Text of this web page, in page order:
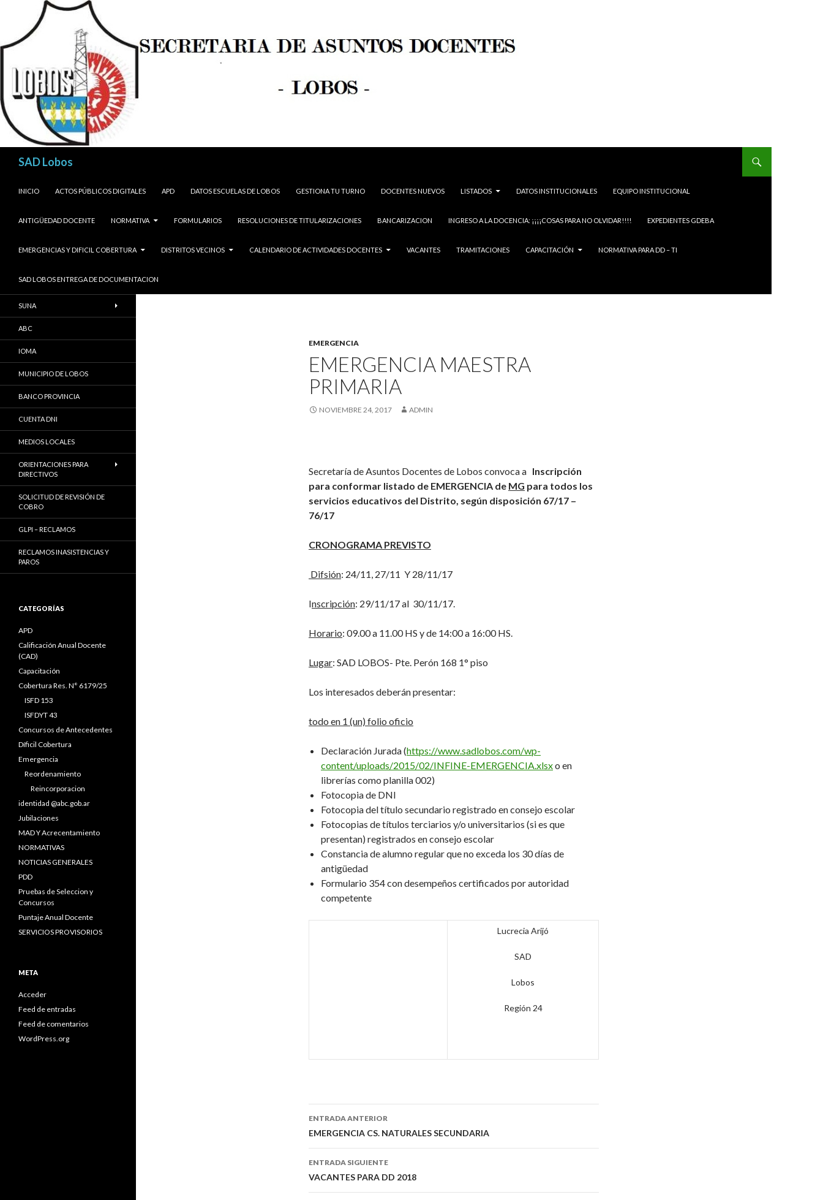
SAD Lobos
INICIO
ACTOS PÚBLICOS DIGITALES APD DATOS ESCUELAS DE LOBOS GESTIONA TU TURNO DOCENTES NUEVOS LISTADOS DATOS INSTITUCIONALES EQUIPO INSTITUCIONAL
ANTIGÜEDAD DOCENTE NORMATIVA FORMULARIOS RESOLUCIONES DE TITULARIZACIONES BANCARIZACION INGRESO A LA DOCENCIA: ¡¡¡¡COSAS PARA NO OLVIDAR!!!! EXPEDIENTES GDEBA
EMERGENCIAS Y DIFICIL COBERTURA DISTRITOS VECINOS CALENDARIO DE ACTIVIDADES DOCENTES VACANTES TRAMITACIONES CAPACITACIÓN NORMATIVA PARA DD – TI
SAD LOBOS ENTREGA DE DOCUMENTACION
EMERGENCIA
EMERGENCIA MAESTRA
PRIMARIA
NOVIEMBRE 24, 2017 ADMIN
Secretaría de Asuntos Docentes de Lobos convoca a Inscripción
para conformar listado de EMERGENCIA de MG para todos los
servicios educativos del Distrito, según disposición 67/17 –
76/17
CRONOGRAMA PREVISTO
Difsión: 24/11, 27/11 Y 28/11/17
Inscripción: 29/11/17 al 30/11/17.
Horario: 09.00 a 11.00 HS y de 14:00 a 16:00 HS.
Lugar: SAD LOBOS- Pte. Perón 168 1° piso
Los interesados deberán presentar:
todo en 1 (un) folio oficio
Declaración Jurada (https://www.sadlobos.com/wp-
content/uploads/2015/02/INFINE-EMERGENCIA.xlsxo en
librerías como planilla 002)
Fotocopia de DNI
Fotocopia del título secundario registrado en consejo escolar
Fotocopias de títulos terciarios y/o universitarios (si es que
presentan) registrados en consejo escolar
Constancia de alumno regular que no exceda los 30 días de
antigüedad
Formulario 354 con desempeños certificados por autoridad
competente
Lucrecia Arijó
SAD
Lobos
Región 24
Navegación
de
entradas
ENTRADA ANTERIOR
EMERGENCIA CS. NATURALES SECUNDARIA
ENTRADA SIGUIENTE
VACANTES PARA DD 2018
SUNA
ABC
IOMA
MUNICIPIO DE LOBOS
BANCO PROVINCIA
CUENTA DNI
MEDIOS LOCALES
ORIENTACIONES PARA
DIRECTIVOS
SOLICITUD DE REVISIÓN DE
COBRO
GLPI – RECLAMOS
RECLAMOS INASISTENCIAS Y
PAROS
CATEGORÍAS
APD
Calificación Anual Docente
(CAD)
Capacitación
Cobertura Res. N° 6179/25
ISFD 153
ISFDYT 43
Concursos de Antecedentes
Díficil Cobertura
Emergencia
Reordenamiento
Reincorporacion
identidad @abc.gob.ar
Jubilaciones
MAD Y Acrecentamiento
NORMATIVAS
NOTICIAS GENERALES
PDD
Pruebas de Seleccion y
Concursos
Puntaje Anual Docente
SERVICIOS PROVISORIOS
META
Acceder
Feed de entradas
Feed de comentarios
WordPress.org